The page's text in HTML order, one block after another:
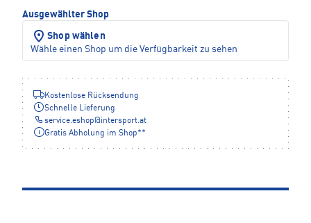
Ausgewählter Shop
Shop wählen
Wähle einen Shop um die Verfügbarkeit zu sehen
Kostenlose Rücksendung
Schnelle Lieferung
service.eshop@intersport.at
Gratis Abholung im Shop**